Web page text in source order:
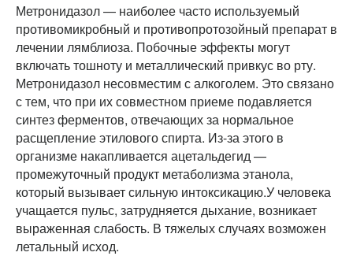
Метронидазол — наиболее часто используемый
противомикробный и противопротозойный препарат в
лечении лямблиоза. Побочные эффекты могут
включать тошноту и металлический привкус во рту.
Метронидазол несовместим с алкоголем. Это связано
с тем, что при их совместном приеме подавляется
синтез ферментов, отвечающих за нормальное
расщепление этилового спирта. Из-за этого в
организме накапливается ацетальдегид —
промежуточный продукт метаболизма этанола,
который вызывает сильную интоксикацию.У человека
учащается пульс, затрудняется дыхание, возникает
выраженная слабость. В тяжелых случаях возможен
летальный исход.